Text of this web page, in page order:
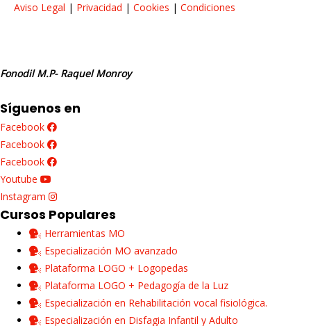
Aviso Legal | Privacidad | Cookies | Condiciones
Fonodil M.P- Raquel Monroy
Síguenos en
Facebook
Facebook
Facebook
Youtube
Instagram
Cursos Populares
Herramientas MO
Especialización MO avanzado
Plataforma LOGO + Logopedas
Plataforma LOGO + Pedagogía de la Luz
Especialización en Rehabilitación vocal fisiológica.
Especialización en Disfagia Infantil y Adulto